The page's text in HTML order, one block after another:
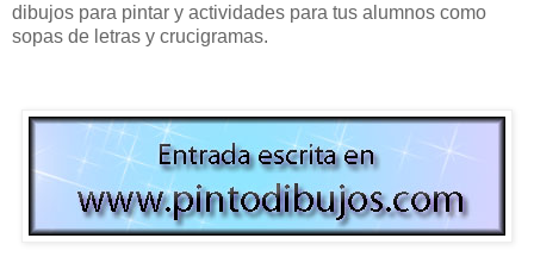
dibujos para pintar y actividades para tus alumnos como
sopas de letras y crucigramas.